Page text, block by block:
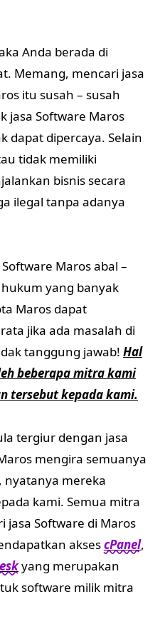
Anda berada di
Memang, mencari jasa
itu susah – susah
jasa Software Maros
dapat dipercaya. Selain
tidak memiliki
bisnis secara
ilegal tanpa adanya
Maros abal –
yang banyak
Maros dapat
jika ada masalah di
tanggung jawab! Hal
beberapa mitra kami
tersebut kepada kami.
tergiur dengan jasa
mengira semuanya
nyatanya mereka
kami. Semua mitra
jasa Software di Maros
aksescPanel,
yang merupakan
software milik mitra